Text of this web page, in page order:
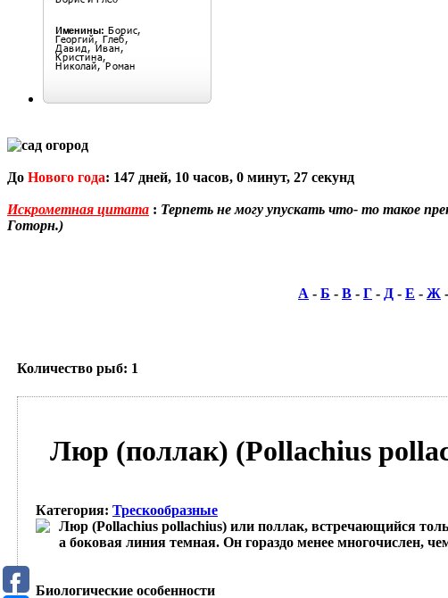
До Нового года: 147 дней, 10 часов, 0 минут, 26 секунд
Искрометная цитата : Терпеть не могу упускать что- то такое
Готорн.)
Все
А - Б - В - Г - Д - Е - Ж -
Количество рыб: 1
Люр (поллак) (Pollachius
Категория: Трескообразные
Люр (Pollachius pollachius) или поллак, встречающийся
а боковая линия темная. Он гораздо менее многочислен,
Биологические особенности